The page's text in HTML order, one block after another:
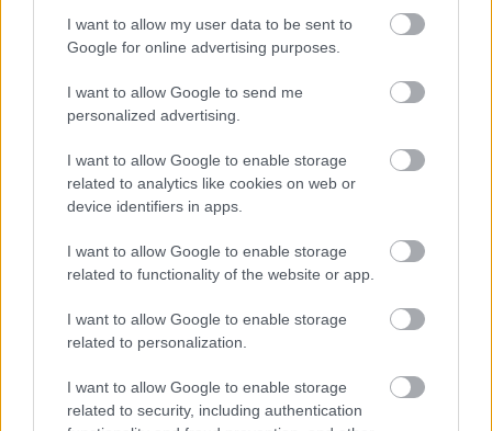
I want to allow my user data to be sent to
Google for online advertising purposes.
I want to allow Google to send me
personalized advertising.
I want to allow Google to enable storage
related to analytics like cookies on web or
device identifiers in apps.
I want to allow Google to enable storage
related to functionality of the website or app.
I want to allow Google to enable storage
related to personalization.
I want to allow Google to enable storage
related to security, including authentication
McLarennél, nem borítaná fel Verstappenért
A kétszeres F1-es világbajnok Mika Hakkinen az Up to Speed
podcastben David Coultharddal beszélgetve egyértelműen
kifejtette, mit tenne, ha ő lenne a McLaren csapatfőnöke –
korábbi csapattársa, a podcast egyik házigazdája arról
kérdezte, hogy leigazolná-e a wokingiakhoz Max Verstappent,
„Ez nagyon érdekes. Tudod, Max nem az egyetlen pilóta a
csapat teljes egészét szeretik vizsgálni, így együtt, az egész
képet. Ezt folyamatosan így csinálják, mert ez az egyetlen
módja a valódi sikernek: egy lenyűgöző csapatszellemmel
rendelkező csapat felépítése” – magyarázta a finn.
„Ha azt kérdezed tőlem, mit tennék ebben az esetben, a válasz